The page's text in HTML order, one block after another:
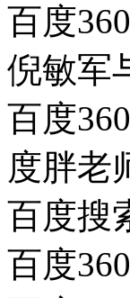
百度
倪敏军
百度
度胖老
百度搜
百度